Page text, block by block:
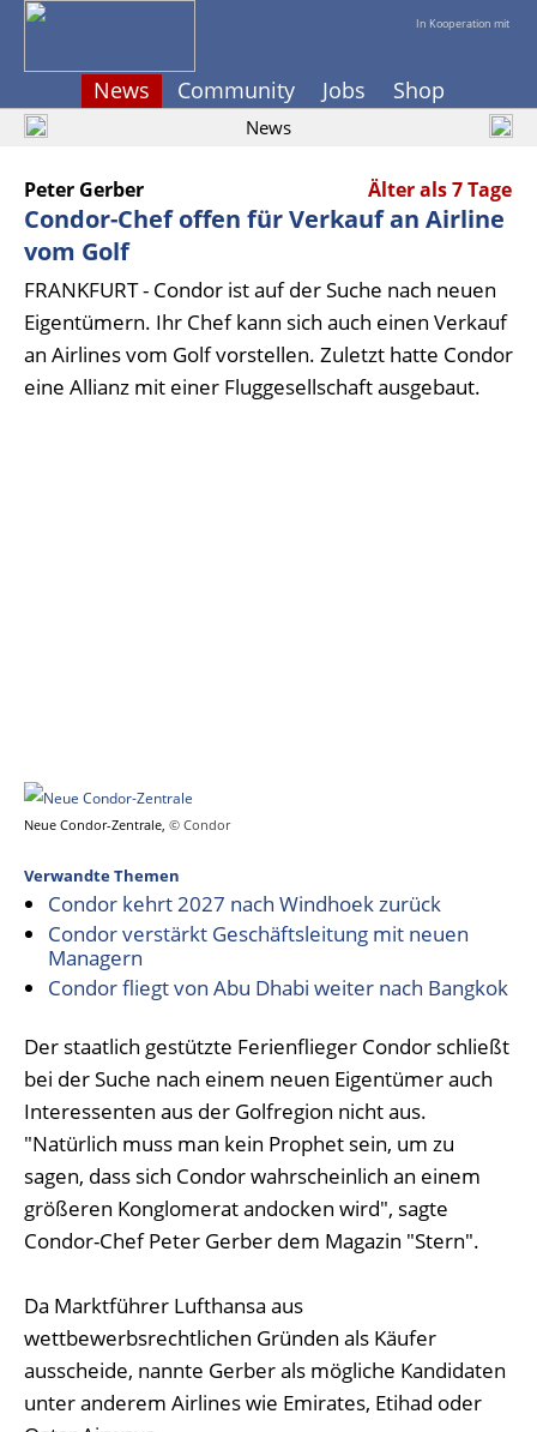
In Kooperation mit
News Community Jobs Shop
News
Peter Gerber Älter als 7 Tage
Condor-Chef offen für Verkauf an Airline
vom Golf
FRANKFURT - Condor ist auf der Suche nach neuen
Eigentümern. Ihr Chef kann sich auch einen Verkauf
an Airlines vom Golf vorstellen. Zuletzt hatte Condor
eine Allianz mit einer Fluggesellschaft ausgebaut.
Neue Condor-Zentrale, © Condor
Verwandte Themen
Condor kehrt 2027 nach Windhoek zurück
Condor verstärkt Geschäftsleitung mit neuen
Managern
Condor fliegt von Abu Dhabi weiter nach Bangkok
Der staatlich gestützte Ferienflieger Condor schließt
bei der Suche nach einem neuen Eigentümer auch
Interessenten aus der Golfregion nicht aus.
"Natürlich muss man kein Prophet sein, um zu
sagen, dass sich Condor wahrscheinlich an einem
größeren Konglomerat andocken wird", sagte
Condor-Chef Peter Gerber dem Magazin "Stern".
Da Marktführer Lufthansa aus
wettbewerbsrechtlichen Gründen als Käufer
ausscheide, nannte Gerber als mögliche Kandidaten
unter anderem Airlines wie Emirates, Etihad oder